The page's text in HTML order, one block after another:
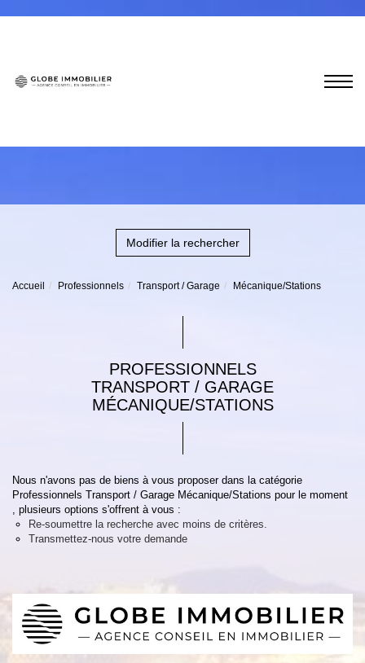
Modifier la rechercher
Accueil Professionnels Transport / Garage Mécanique/Stations
PROFESSIONNELS
TRANSPORT / GARAGE
MÉCANIQUE/STATIONS
Nous n'avons pas de biens à vous proposer dans la catégorie
Professionnels Transport / Garage Mécanique/Stations pour le moment
, plusieurs options s'offrent à vous :
Re-soumettre la recherche avec moins de critères.
Transmettez-nous votre demande